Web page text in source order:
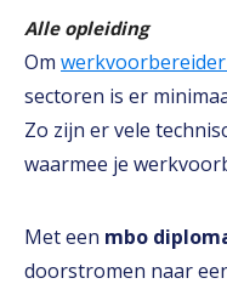
Alle opleiding
Om werkvoorbereider
sectoren is er
Zo zijn er vele
waarmee je
Met een mbo
doorstromen naar